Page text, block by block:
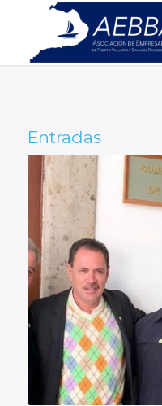
Entradas